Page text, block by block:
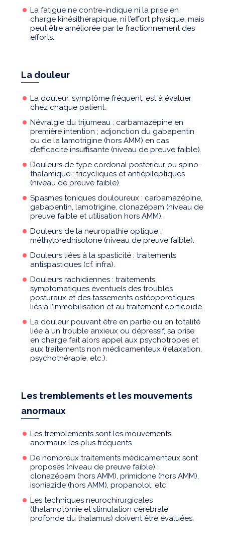
La fatigue ne contre-indique ni la prise en
charge kinésithérapique, ni l’effort physique, mais
peut être améliorée par le fractionnement des
efforts.
La douleur
La douleur, symptôme fréquent, est à évaluer
chez chaque patient.
Névralgie du trijumeau : carbamazépine en
première intention ; adjonction du gabapentin
ou de la lamotrigine (hors AMM) en cas
d’efficacité insuffisante (niveau de preuve faible).
Douleurs de type cordonal postérieur ou spino-
thalamique : tricycliques et antiépileptiques
(niveau de preuve faible).
Spasmes toniques douloureux : carbamazépine,
gabapentin, lamotrigine, clonazépam (niveau de
preuve faible et utilisation hors AMM).
Douleurs de la neuropathie optique :
méthylprednisolone (niveau de preuve faible).
Douleurs liées à la spasticité : traitements
antispastiques (cf. infra).
Douleurs rachidiennes : traitements
symptomatiques éventuels des troubles
posturaux et des tassements ostéoporotiques
liés à l’immobilisation et au traitement corticoïde.
La douleur pouvant être en partie ou en totalité
liée à un trouble anxieux ou dépressif, sa prise
en charge fait alors appel aux psychotropes et
aux traitements non médicamenteux (relaxation,
psychothérapie, etc.).
Les tremblements et les mouvements
anormaux
Les tremblements sont les mouvements
anormaux les plus fréquents.
De nombreux traitements médicamenteux sont
proposés (niveau de preuve faible) :
clonazépam (hors AMM), primidone (hors AMM),
isoniazide (hors AMM), propanolol, etc.
Les techniques neurochirurgicales
(thalamotomie et stimulation cérébrale
profonde du thalamus) doivent être évaluées.